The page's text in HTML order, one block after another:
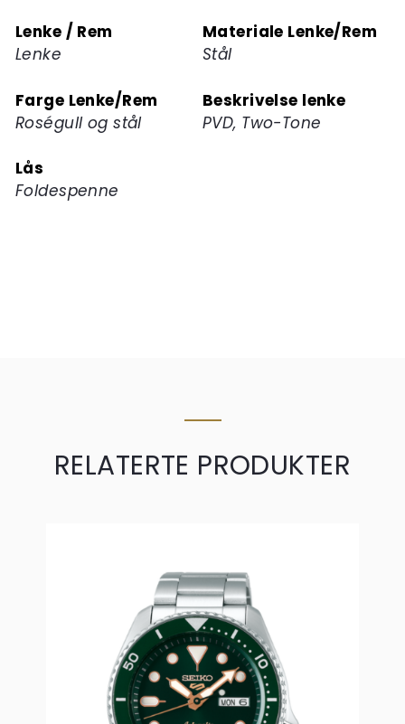
Lenke / Rem
Lenke
Materiale Lenke/Rem
Stål
Farge Lenke/Rem
Roségull og stål
Beskrivelse lenke
PVD, Two-Tone
Lås
Foldespenne
RELATERTE PRODUKTER